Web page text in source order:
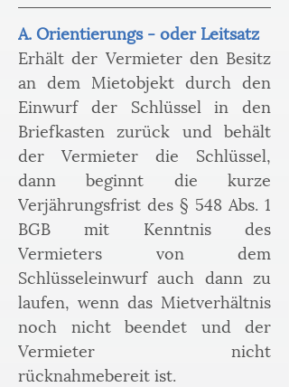
A. Orientierungs - oder Leitsatz
Erhält der Vermieter den Besitz
an dem Mietobjekt durch den
Einwurf der Schlüssel in den
Briefkasten zurück und behält
der Vermieter die Schlüssel,
dann beginnt die kurze
Verjährungsfrist des § 548 Abs. 1
BGB mit Kenntnis des
Vermieters von dem
Schlüsseleinwurf auch dann zu
laufen, wenn das Mietverhältnis
noch nicht beendet und der
Vermieter nicht
rücknahmebereit ist.